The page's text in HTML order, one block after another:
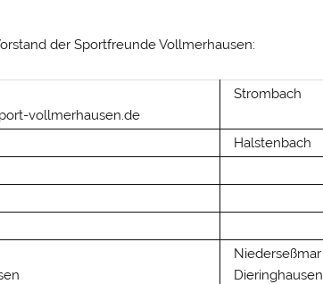
der Sportfreunde Vollmerhausen:
vollmerhausen.de
Strombach
Halstenbach
Niederseßmar
Dieringhausen